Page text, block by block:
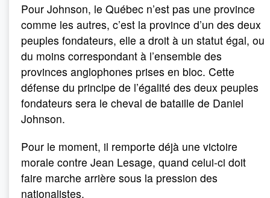
Pour Johnson, le Québec n’est pas une province
comme les autres, c’est la province d’un des deux
peuples fondateurs, elle a droit à un statut égal, ou
du moins correspondant à l’ensemble des
provinces anglophones prises en bloc. Cette
défense du principe de l’égalité des deux peuples
fondateurs sera le cheval de bataille de Daniel
Johnson.
Pour le moment, il remporte déjà une victoire
morale contre Jean Lesage, quand celui-ci doit
faire marche arrière sous la pression des
nationalistes.